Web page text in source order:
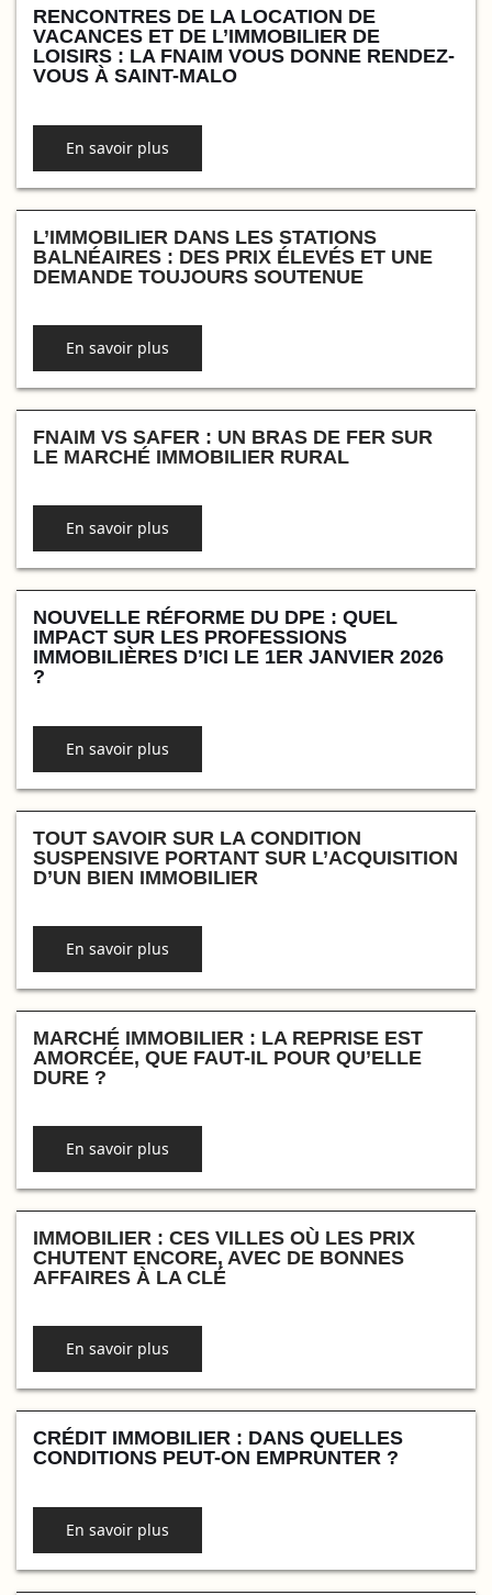
RENCONTRES DE LA LOCATION DE
VACANCES ET DE L’IMMOBILIER DE
LOISIRS : LA FNAIM VOUS DONNE RENDEZ-
VOUS À SAINT-MALO
En savoir plus
L’IMMOBILIER DANS LES STATIONS
BALNÉAIRES : DES PRIX ÉLEVÉS ET UNE
DEMANDE TOUJOURS SOUTENUE
En savoir plus
FNAIM VS SAFER : UN BRAS DE FER SUR
LE MARCHÉ IMMOBILIER RURAL
En savoir plus
NOUVELLE RÉFORME DU DPE : QUEL
IMPACT SUR LES PROFESSIONS
IMMOBILIÈRES D’ICI LE 1ER JANVIER 2026
?
En savoir plus
TOUT SAVOIR SUR LA CONDITION
SUSPENSIVE PORTANT SUR L’ACQUISITION
D’UN BIEN IMMOBILIER
En savoir plus
MARCHÉ IMMOBILIER : LA REPRISE EST
AMORCÉE, QUE FAUT-IL POUR QU’ELLE
DURE ?
En savoir plus
IMMOBILIER : CES VILLES OÙ LES PRIX
CHUTENT ENCORE, AVEC DE BONNES
AFFAIRES À LA CLÉ
En savoir plus
CRÉDIT IMMOBILIER : DANS QUELLES
CONDITIONS PEUT-ON EMPRUNTER ?
En savoir plus